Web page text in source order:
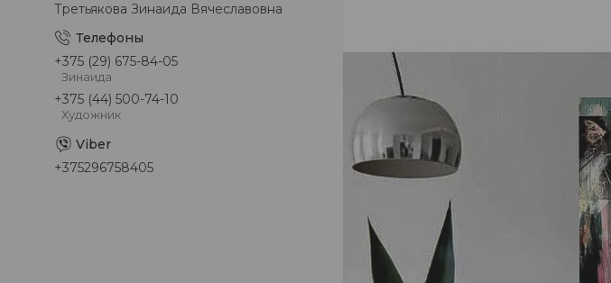
Третьякова Зинаида Вячеславовна
+375 (29) 675-84-05
Зинаида
+375 (44) 500-74-10
Художник
+375296758405